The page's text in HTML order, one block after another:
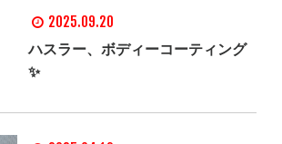
2025.09.20
ハスラー、ボディーコーティング
✨